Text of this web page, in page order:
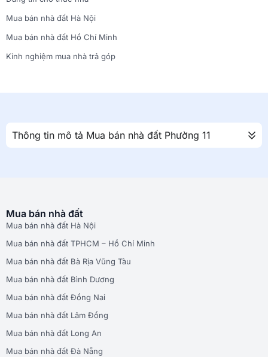
Mua bán nhà đất Hà Nội
Mua bán nhà đất Hồ Chí Minh
Kinh nghiệm mua nhà trả góp
Thông tin mô tả Mua bán nhà đất Phường 11
Mua bán nhà đất
Mua bán nhà đất Hà Nội
Mua bán nhà đất TPHCM – Hồ Chí Minh
Mua bán nhà đất Bà Rịa Vũng Tàu
Mua bán nhà đất Bình Dương
Mua bán nhà đất Đồng Nai
Mua bán nhà đất Lâm Đồng
Mua bán nhà đất Long An
Mua bán nhà đất Đà Nẵng